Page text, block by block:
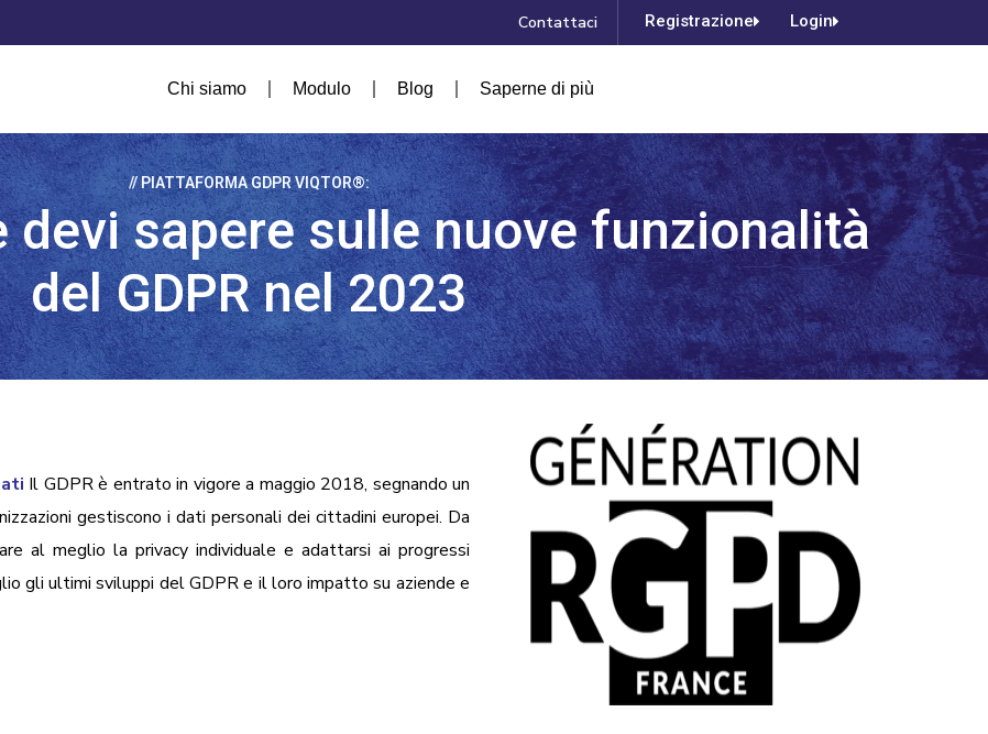
Contattaci Registrazione Login
Chi siamo Modulo Blog Saperne di più
// PIATTAFORMA GDPR VIQTOR®:
devi sapere sulle nuove funzionalità
del GDPR nel 2023
Il GDPR è entrato in vigore a maggio 2018, segnando un
gestiscono i dati personali dei cittadini europei. Da
al meglio la privacy individuale e adattarsi ai progressi
gli ultimi sviluppi del GDPR e il loro impatto su aziende e